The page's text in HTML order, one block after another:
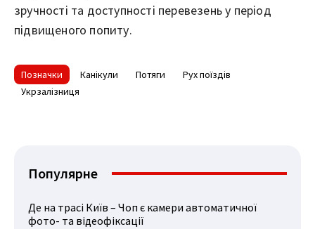
зручності та доступності перевезень у період
підвищеного попиту.
Позначки Канікули Потяги
Рух поїздів
Укрзалізниця
Популярне
Де на трасі Київ – Чоп є камери автоматичної
фото- та відеофіксації